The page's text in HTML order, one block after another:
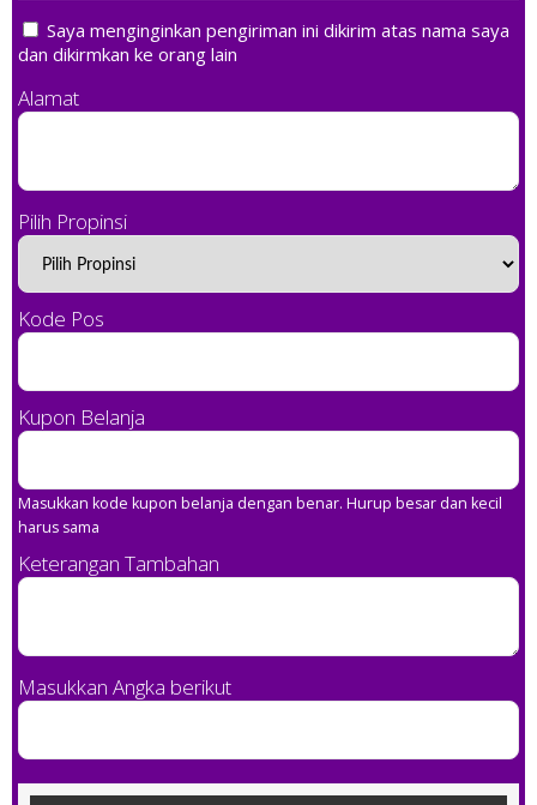
Saya menginginkan pengiriman ini dikirim atas nama saya
dan dikirmkan ke orang lain
Alamat
Pilih Propinsi
Kode Pos
Kupon Belanja
Masukkan kode kupon belanja dengan benar. Hurup besar dan kecil
harus sama
Keterangan Tambahan
Masukkan Angka berikut